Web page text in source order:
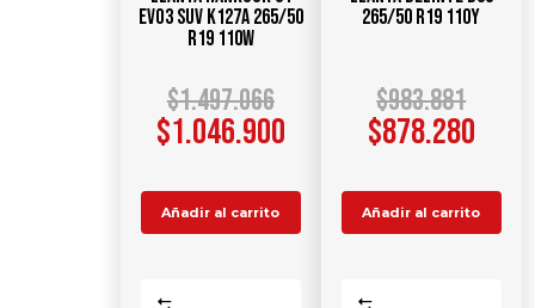
Evo3 SUV K127A 265/50
R19 110W
$1.497.066
$1.046.900
Añadir al carrito
265/50 R19 110Y
$983.881
$878.280
Añadir al carrito